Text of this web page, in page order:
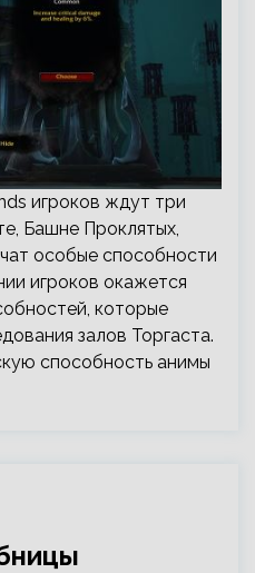
игроков ждут три
Башне Проклятых,
особые способности
игроков окажется
которые
залов Торгаста.
способность анимы